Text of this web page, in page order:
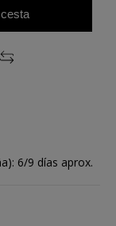
6/9 días aprox.